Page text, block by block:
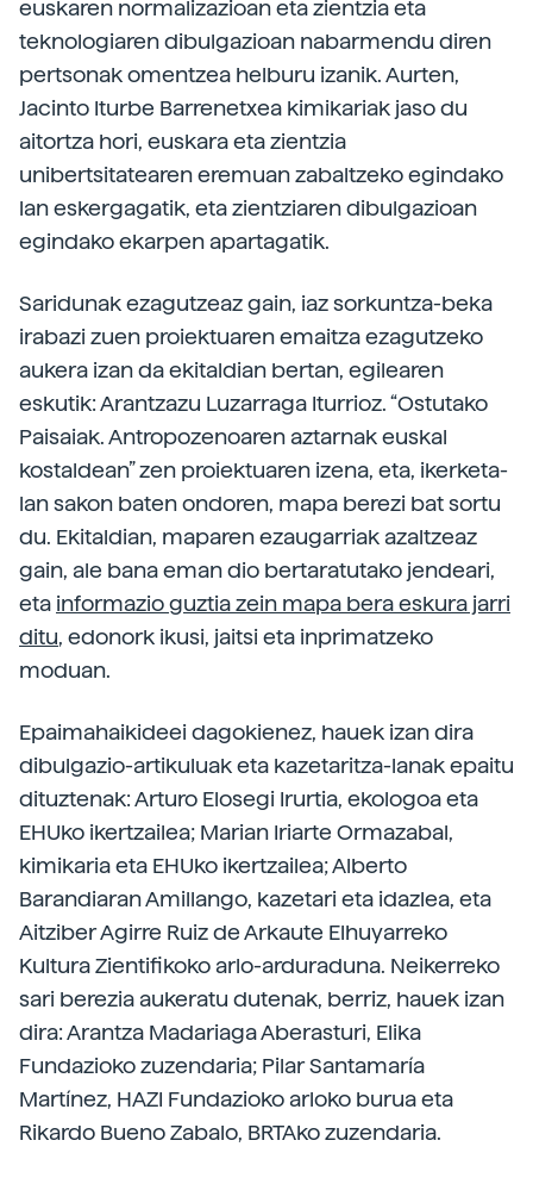
euskaren normalizazioan eta zientzia eta
teknologiaren dibulgazioan nabarmendu diren
pertsonak omentzea helburu izanik. Aurten,
Jacinto Iturbe Barrenetxea kimikariak jaso du
aitortza hori, euskara eta zientzia
unibertsitatearen eremuan zabaltzeko egindako
lan eskergagatik, eta zientziaren dibulgazioan
egindako ekarpen apartagatik.
Saridunak ezagutzeaz gain, iaz sorkuntza-beka
irabazi zuen proiektuaren emaitza ezagutzeko
aukera izan da ekitaldian bertan, egilearen
eskutik: Arantzazu Luzarraga Iturrioz. “Ostutako
Paisaiak. Antropozenoaren aztarnak euskal
kostaldean” zen proiektuaren izena, eta, ikerketa-
lan sakon baten ondoren, mapa berezi bat sortu
du. Ekitaldian, maparen ezaugarriak azaltzeaz
gain, ale bana eman dio bertaratutako jendeari,
eta informazio guztia zein mapa bera eskura jarri
ditu, edonork ikusi, jaitsi eta inprimatzeko
moduan.
Epaimahaikideei dagokienez, hauek izan dira
dibulgazio-artikuluak eta kazetaritza-lanak epaitu
dituztenak: Arturo Elosegi Irurtia, ekologoa eta
EHUko ikertzailea; Marian Iriarte Ormazabal,
kimikaria eta EHUko ikertzailea; Alberto
Barandiaran Amillango, kazetari eta idazlea, eta
Aitziber Agirre Ruiz de Arkaute Elhuyarreko
Kultura Zientifikoko arlo-arduraduna. Neikerreko
sari berezia aukeratu dutenak, berriz, hauek izan
dira: Arantza Madariaga Aberasturi, Elika
Fundazioko zuzendaria; Pilar Santamaría
Martínez, HAZI Fundazioko arloko burua eta
Rikardo Bueno Zabalo, BRTAko zuzendaria.